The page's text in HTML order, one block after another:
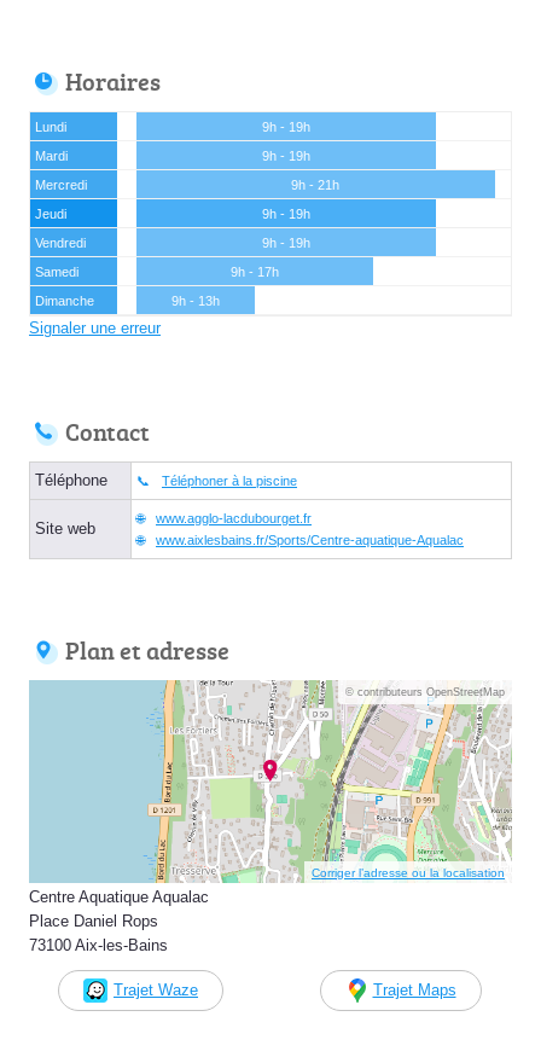
Horaires
Lundi
9h - 19h
Mardi
9h - 19h
Mercredi
9h - 21h
Jeudi
9h - 19h
Vendredi
9h - 19h
Samedi
9h - 17h
Dimanche
9h - 13h
Signaler une erreur
Contact
Téléphone Téléphoner à la piscine
Site web
www.agglo-lacdubourget.fr
www.aixlesbains.fr/Sports/Centre-aquatique-Aqualac
Plan et adresse
© contributeurs OpenStreetMap
Corriger l’adresse ou la localisation
Centre Aquatique Aqualac
Place Daniel Rops
73100 Aix-les-Bains
Trajet Waze Trajet Maps